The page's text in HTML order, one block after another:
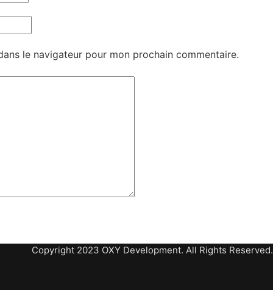
le navigateur pour mon prochain commentaire.
Copyright 2023 OXY Development. All Rights Reserved.